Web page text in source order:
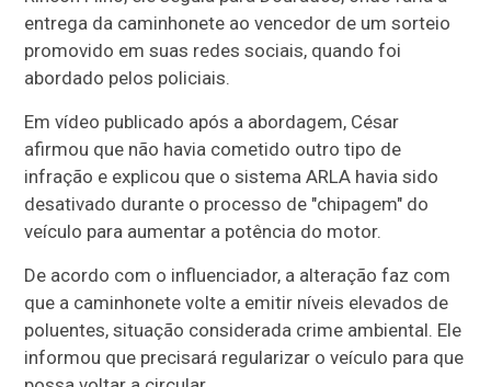
entrega da caminhonete ao vencedor de um sorteio
promovido em suas redes sociais, quando foi
abordado pelos policiais.
Em vídeo publicado após a abordagem, César
afirmou que não havia cometido outro tipo de
infração e explicou que o sistema ARLA havia sido
desativado durante o processo de "chipagem" do
veículo para aumentar a potência do motor.
De acordo com o influenciador, a alteração faz com
que a caminhonete volte a emitir níveis elevados de
poluentes, situação considerada crime ambiental. Ele
informou que precisará regularizar o veículo para que